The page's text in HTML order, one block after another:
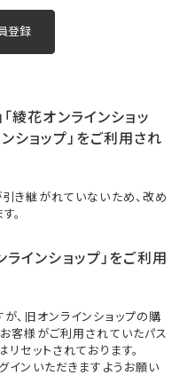
「綾花オンラインショッ
ショップ」をご利用され
き継がれていないため、改め
。
ラインショップ」をご利用
、旧オンラインショップの購
客様がご利用されていたパス
セットされております。
インいただきますようお願い